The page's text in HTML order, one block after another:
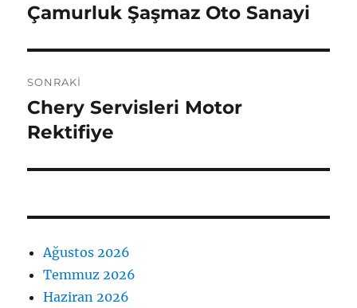
yazı:
Çamurluk Şaşmaz Oto Sanayi
SONRAKI
Sonraki
yazı:
Chery Servisleri Motor
Rektifiye
Ağustos 2026
Temmuz 2026
Haziran 2026